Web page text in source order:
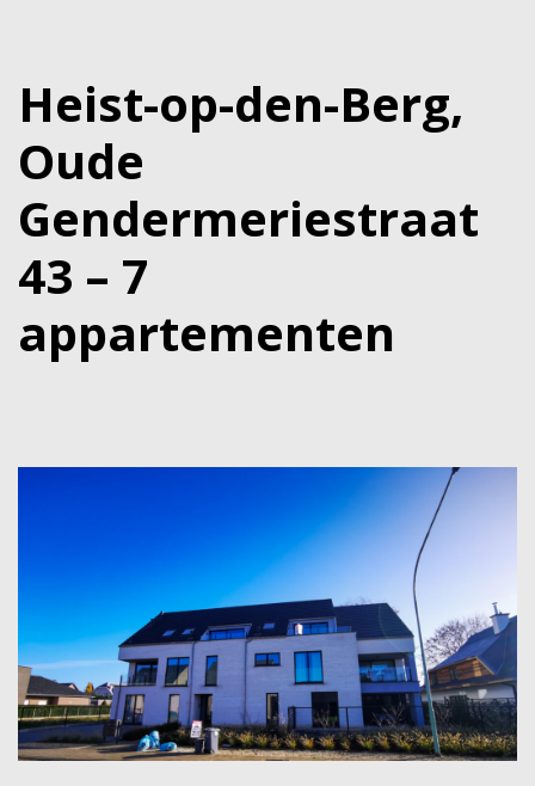
Heist-op-den-Berg,
Oude
Gendermeriestraat
43 – 7
appartementen